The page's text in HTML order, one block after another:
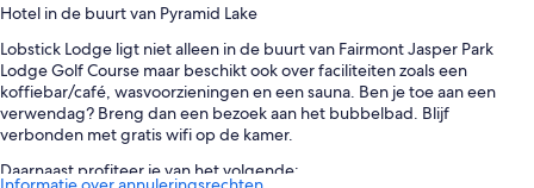
Hotel in de buurt van Pyramid Lake
Lobstick Lodge ligt niet alleen in de buurt van Fairmont Jasper Park
Lodge Golf Course maar beschikt ook over faciliteiten zoals een
koffiebar/café, wasvoorzieningen en een sauna. Ben je toe aan een
verwendag? Breng dan een bezoek aan het bubbelbad. Blijf
verbonden met gratis wifi op de kamer.
Daarnaast profiteer je van het volgende: